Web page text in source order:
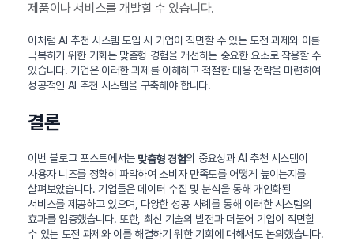
제품이나 서비스를 개발할 수 있습니다.
이처럼 AI 추천 시스템 도입 시 기업이 직면할 수 있는 도전 과제와 이를
극복하기 위한 기회는 맞춤형 경험을 개선하는 중요한 요소로 작용할 수
있습니다. 기업은 이러한 과제를 이해하고 적절한 대응 전략을 마련하여
성공적인 AI 추천 시스템을 구축해야 합니다.
결론
이번 블로그 포스트에서는 맞춤형 경험의 중요성과 AI 추천 시스템이
사용자 니즈를 정확히 파악하여 소비자 만족도를 어떻게 높이는지를
살펴보았습니다. 기업들은 데이터 수집 및 분석을 통해 개인화된
서비스를 제공하고 있으며, 다양한 성공 사례를 통해 이러한 시스템의
효과를 입증했습니다. 또한, 최신 기술의 발전과 더불어 기업이 직면할
수 있는 도전 과제와 이를 해결하기 위한 기회에 대해서도 논의했습니다.